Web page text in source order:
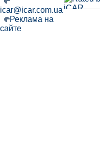
icar@icar.com.ua
Реклама на
сайте